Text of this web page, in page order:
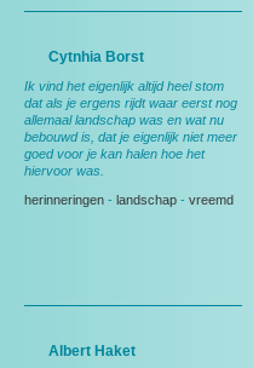
Cytnhia Borst
Ik vind het eigenlijk altijd heel stom
dat als je ergens rijdt waar eerst nog
allemaal landschap was en wat nu
bebouwd is, dat je eigenlijk niet meer
goed voor je kan halen hoe het
hiervoor was.
herinneringen - landschap - vreemd
Albert Haket